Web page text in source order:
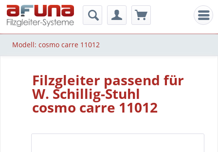
Modell: cosmo carre 11012
Filzgleiter passend für
W. Schillig-Stuhl
cosmo carre 11012